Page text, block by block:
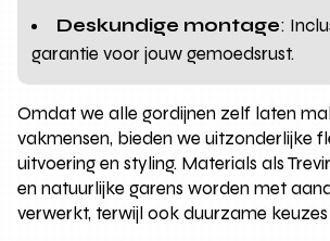
Deskundige montage:
garantie voor jouw gemoedsrust.
Omdat we alle gordijnen zelf laten
vakmensen, bieden we uitzonderlijke
uitvoering en styling. Materials als
en natuurlijke garens worden met
verwerkt, terwijl ook duurzame